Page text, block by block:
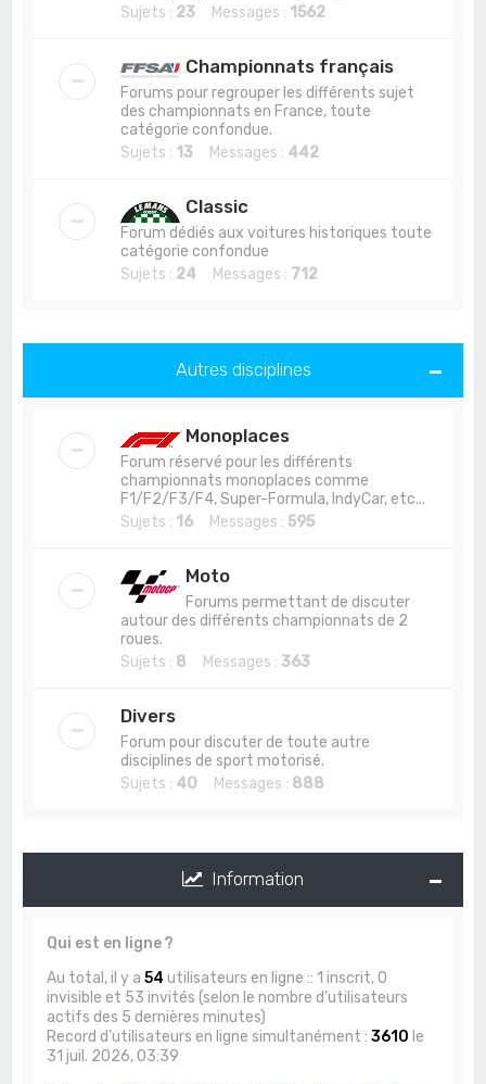
Sujets : 23 Messages : 1562
Championnats français
Forums pour regrouper les différents sujet
des championnats en France, toute
catégorie confondue.
Sujets : 13 Messages : 442
Classic
Forum dédiés aux voitures historiques toute
catégorie confondue
Sujets : 24 Messages : 712
Autres disciplines
Monoplaces
Forum réservé pour les différents
championnats monoplaces comme
F1/F2/F3/F4, Super-Formula, IndyCar, etc...
Sujets : 16 Messages : 595
Moto
Forums permettant de discuter
autour des différents championnats de 2
roues.
Sujets : 8 Messages : 363
Divers
Forum pour discuter de toute autre
disciplines de sport motorisé.
Sujets : 40 Messages : 888
Information
Qui est en ligne ?
Au total, il y a54 utilisateurs en ligne :: 1 inscrit, 0
invisible et 53 invités (selon le nombre d’utilisateurs
actifs des 5 dernières minutes)
Record d’utilisateurs en ligne simultanément :3610 le
31 juil. 2026, 03:39